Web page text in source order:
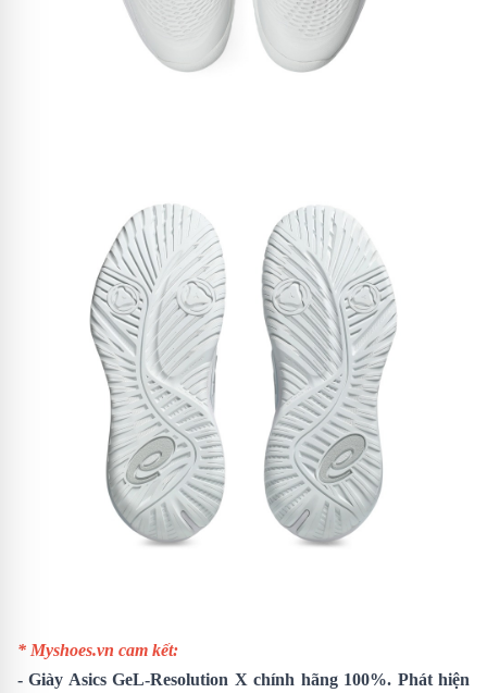
* Myshoes.vn cam kết:
-Giày Asics GeL-Resolution X chính hãng 100%. Phát hiện